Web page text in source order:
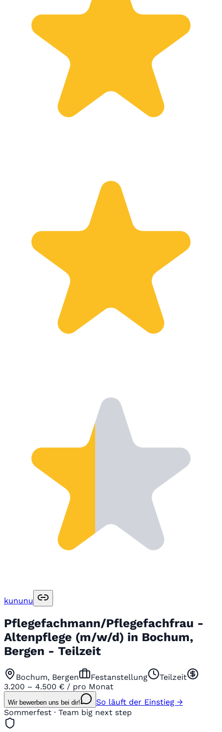
kununu
Pflegefachmann/Pflegefachfrau -
Altenpflege (m/w/d) in Bochum,
Bergen - Teilzeit
Bochum, Bergen Festanstellung
Teilzeit
3.200 – 4.500 € / pro Monat
Wir bewerben uns bei dir!
So läuft der Einstieg →
Sommerfest · Team big next step